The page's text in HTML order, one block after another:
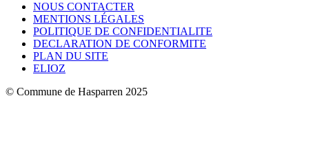
NOUS CONTACTER
MENTIONS LÉGALES
POLITIQUE DE CONFIDENTIALITE
DECLARATION DE CONFORMITE
PLAN DU SITE
ELIOZ
© Commune de Hasparren 2025